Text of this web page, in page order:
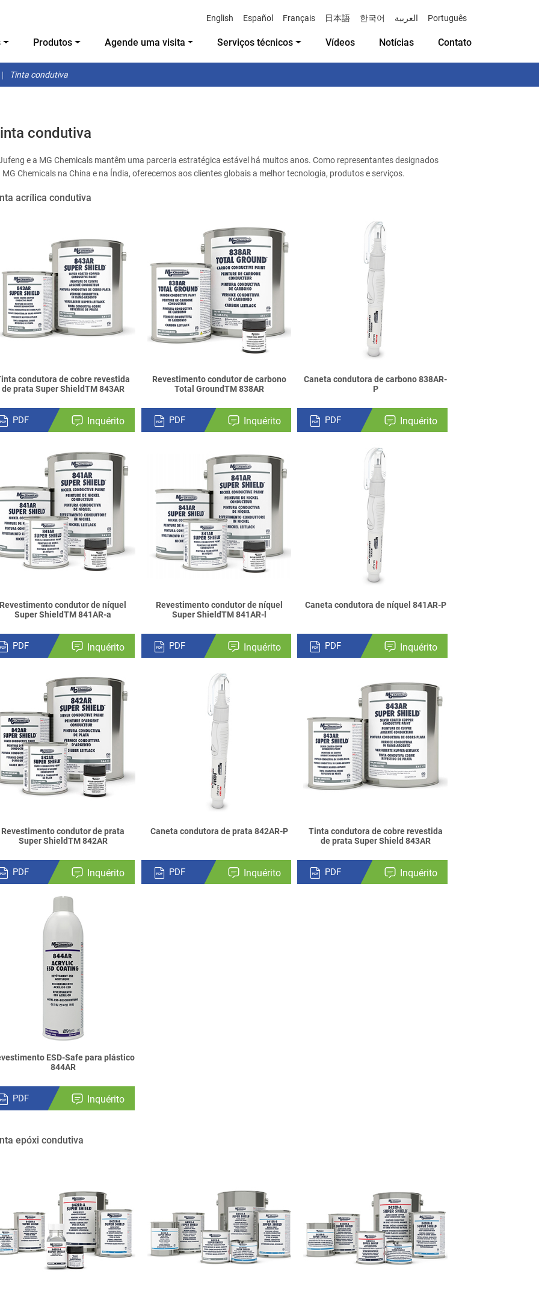
English Español Français 日本語 한국어 العربية Português
Produtos Agende uma visita Serviços técnicos Vídeos Notícias Contato
Tinta condutiva
condutiva
e a MG Chemicals mantêm uma parceria estratégica estável há muitos anos. Como representantes designados
MG Chemicals na China e na Índia, oferecemos aos clientes globais a melhor tecnologia, produtos e serviços.
acrílica condutiva
condutora de cobre revestida
de prata Super ShieldTM 843AR
PDF Inquérito
Revestimento condutor de carbono
Total GroundTM 838AR
PDF Inquérito
Caneta condutora de carbono 838AR-
P
PDF Inquérito
Revestimento condutor de níquel
Super ShieldTM 841AR-a
PDF Inquérito
Revestimento condutor de níquel
Super ShieldTM 841AR-l
PDF Inquérito
Caneta condutora de níquel 841AR-P
PDF Inquérito
Revestimento condutor de prata
Super ShieldTM 842AR
PDF Inquérito
Caneta condutora de prata 842AR-P
PDF Inquérito
Tinta condutora de cobre revestida
de prata Super Shield 843AR
PDF Inquérito
ESD-Safe para plástico
844AR
PDF Inquérito
epóxi condutiva